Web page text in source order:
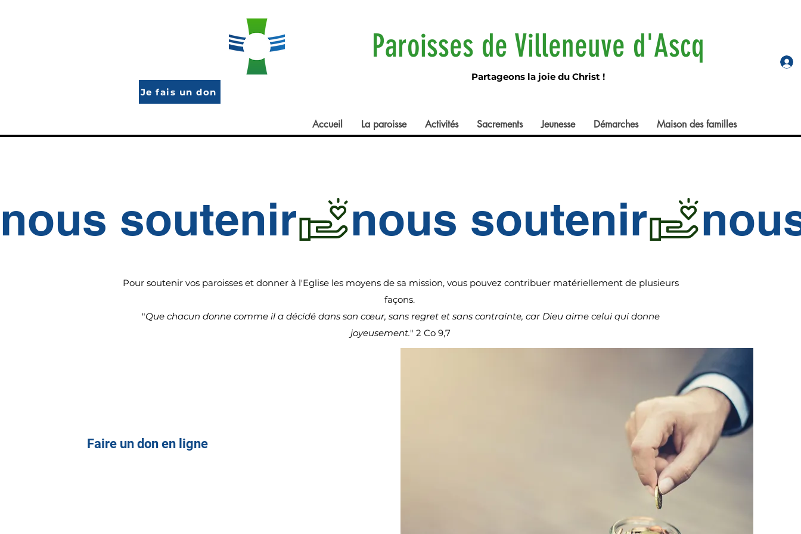
Je fais un don
Paroisses de Villeneuve d'Ascq
Partageons la joie du Christ !
Accueil La paroisse Activités Sacrements Jeunesse Démarches Maison des familles
nous soutenir
Pour soutenir vos paroisses et donner à l'Eglise les moyens de sa mission, vous pouvez contribuer matériellement de plusieurs
façons.
"Que chacun donne comme il a décidé dans son cœur, sans regret et sans contrainte, car Dieu aime celui qui donne
joyeusement." 2 Co 9,7
Faire un don en ligne